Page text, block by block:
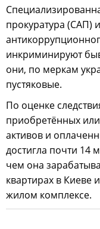
прокуратура (САП)
инкриминируют
они, по меркам
пустяковые.
По оценке
приобретённых
активов и
достигла почти 14
чем она
квартирах в Киеве
жилом комплексе.